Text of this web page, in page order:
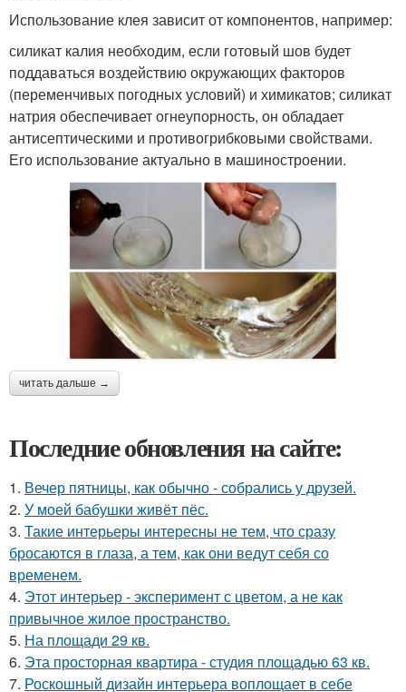
Использование клея зависит от компонентов, например:
силикат калия необходим, если готовый шов будет
поддаваться воздействию окружающих факторов
(переменчивых погодных условий) и химикатов; силикат
натрия обеспечивает огнеупорность, он обладает
антисептическими и противогрибковыми свойствами.
Его использование актуально в машиностроении.
читать дальше →
Последние обновления на сайте:
1. Вечер пятницы, как обычно - собрались у друзей.
2. У моей бабушки живёт пёс.
3. Такие интерьеры интересны не тем, что сразу
бросаются в глаза, а тем, как они ведут себя со
временем.
4. Этот интерьер - эксперимент с цветом, а не как
привычное жилое пространство.
5. На площади 29 кв.
6. Эта просторная квартира - студия площадью 63 кв.
7. Роскошный дизайн интерьера воплощает в себе